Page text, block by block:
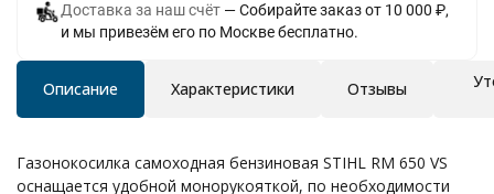
Доставка за наш счёт
Собирайте заказ от 10 000 ₽,
и мы привезём его по Москве бесплатно.
Описание Характеристики Отзывы
Газонокосилка самоходная бензиновая STIHL RM 650 VS
оснащается удобной монорукояткой, по необходимости